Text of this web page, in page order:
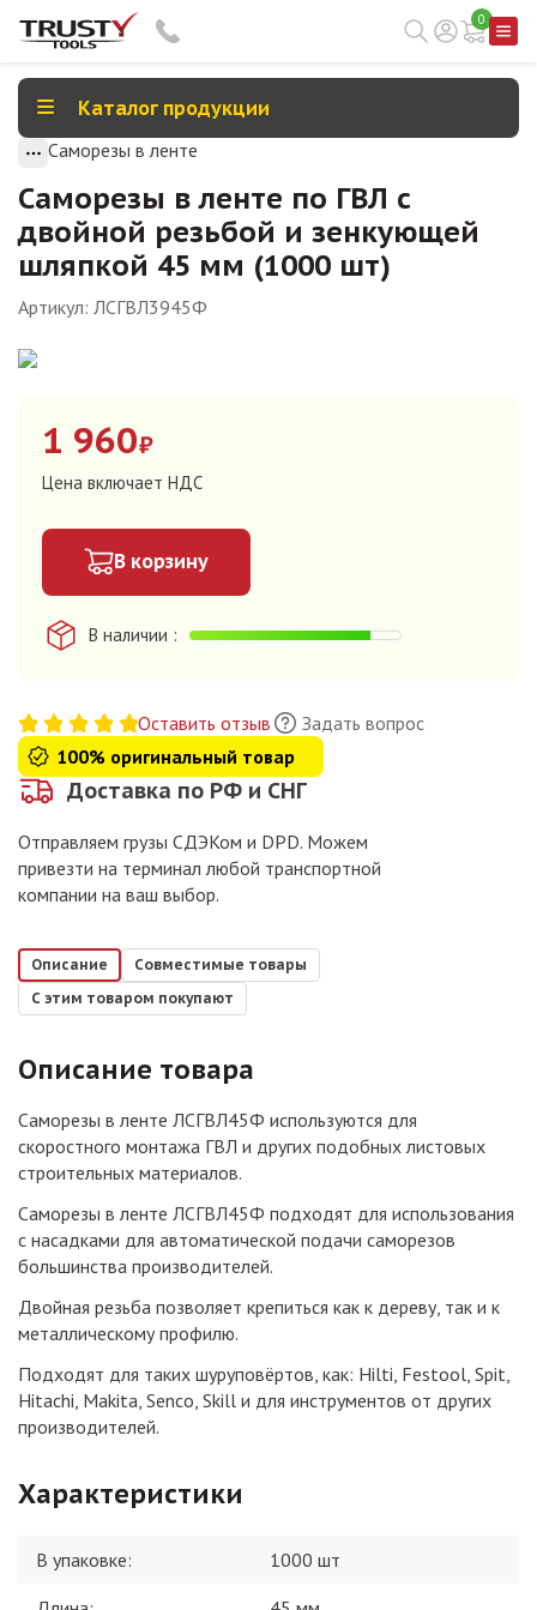
0
Каталог продукции
Саморезы в ленте
Саморезы в ленте по ГВЛ с
двойной резьбой и зенкующей
шляпкой 45 мм (1000 шт)
Артикул: ЛСГВЛ3945Ф
1 960₽
Цена включает НДС
В корзину
В наличии
Оставить отзыв
Задать вопрос
100% оригинальный товар
Доставка по РФ и СНГ
Отправляем грузы СДЭКом и DPD. Можем
привезти на терминал любой транспортной
компании на ваш выбор.
Описание
Совместимые товары
С этим товаром покупают
Описание товара
Саморезы в ленте ЛСГВЛ45Ф используются для
скоростного монтажа ГВЛ и других подобных листовых
строительных материалов.
Саморезы в ленте ЛСГВЛ45Ф подходят для использования
с насадками для автоматической подачи саморезов
большинства производителей.
Двойная резьба позволяет крепиться как к дереву, так и к
металлическому профилю.
Подходят для таких шуруповёртов, как: Hilti, Festool, Spit,
Hitachi, Makita, Senco, Skill и для инструментов от других
производителей.
Характеристики
В упаковке:
1000 шт